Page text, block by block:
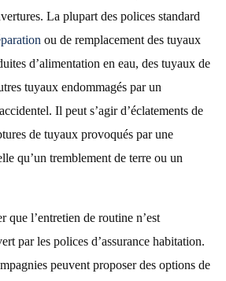
La plupart des polices standard
ou de remplacement des tuyaux
d’alimentation en eau, des tuyaux de
tuyaux endommagés par un
Il peut s’agir d’éclatements de
de tuyaux provoqués par une
qu’un tremblement de terre ou un
que l’entretien de routine n’est
par les polices d’assurance habitation.
peuvent proposer des options de